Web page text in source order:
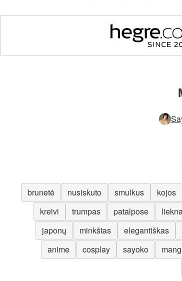
brunetė nusiskuto smulkus kojos
kreivi
trumpas patalpose
japonų
minkštas elegantiškas
anime
cosplay sayoko